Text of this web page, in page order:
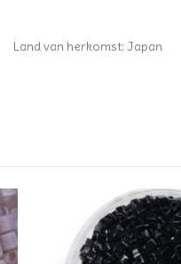
Land van herkomst: Japan